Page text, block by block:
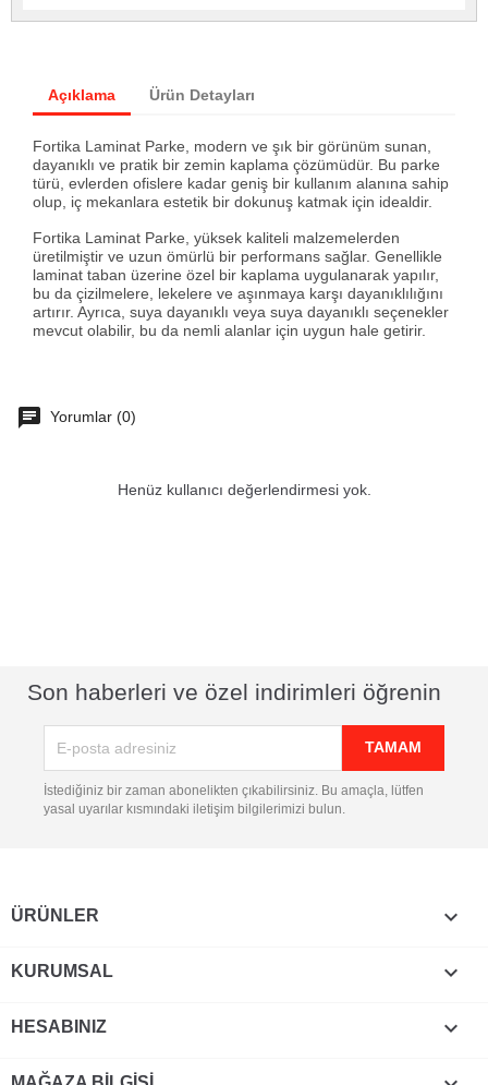
Açıklama Ürün Detayları
Fortika Laminat Parke, modern ve şık bir görünüm sunan,
dayanıklı ve pratik bir zemin kaplama çözümüdür. Bu parke
türü, evlerden ofislere kadar geniş bir kullanım alanına sahip
olup, iç mekanlara estetik bir dokunuş katmak için idealdir.
Fortika Laminat Parke, yüksek kaliteli malzemelerden
üretilmiştir ve uzun ömürlü bir performans sağlar. Genellikle
laminat taban üzerine özel bir kaplama uygulanarak yapılır,
bu da çizilmelere, lekelere ve aşınmaya karşı dayanıklılığını
artırır. Ayrıca, suya dayanıklı veya suya dayanıklı seçenekler
mevcut olabilir, bu da nemli alanlar için uygun hale getirir.
Yorumlar (0)
Henüz kullanıcı değerlendirmesi yok.
Son haberleri ve özel indirimleri öğrenin
İstediğiniz bir zaman abonelikten çıkabilirsiniz. Bu amaçla, lütfen
yasal uyarılar kısmındaki iletişim bilgilerimizi bulun.
ÜRÜNLER 
KURUMSAL 
HESABINIZ 